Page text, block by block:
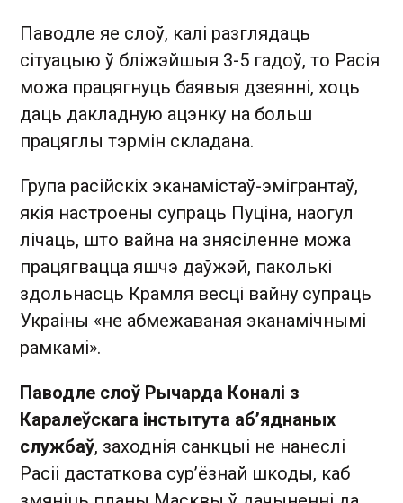
Паводле яе слоў, калі разглядаць
сітуацыю ў бліжэйшыя 3-5 гадоў, то Расія
можа працягнуць баявыя дзеянні, хоць
даць дакладную ацэнку на больш
працяглы тэрмін складана.
Група расійскіх эканамістаў-эмігрантаў,
якія настроены супраць Пуціна, наогул
лічаць, што вайна на знясіленне можа
працягвацца яшчэ даўжэй, паколькі
здольнасць Крамля весці вайну супраць
Украіны «не абмежаваная эканамічнымі
рамкамі».
Паводле слоў Рычарда Коналі з
Каралеўскага інстытута аб’яднаных
службаў, заходнія санкцыі не нанеслі
Расіі дастаткова сур’ёзнай шкоды, каб